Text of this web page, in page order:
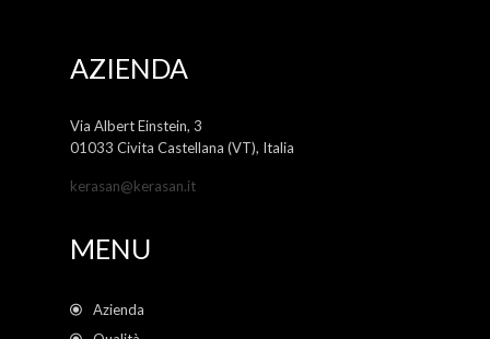
AZIENDA
Via Albert Einstein, 3
01033 Civita Castellana (VT), Italia
kerasan@kerasan.it
MENU
Azienda